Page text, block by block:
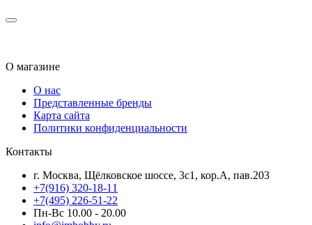
О магазине
О нас
Представленные бренды
Карта сайта
Политики конфиденциальности
Контакты
г. Москва, Щёлковское шоссе, 3с1, кор.А, пав.203
+7(916) 320-18-11
+7(495) 226-51-22
Пн-Вс 10.00 - 20.00